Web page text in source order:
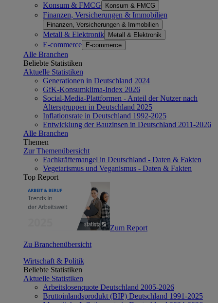
Konsum & FMCG Konsum & FMCG
Finanzen, Versicherungen & Immobilien
Finanzen, Versicherungen & Immobilien
Metall & Elektronik Metall & Elektronik
E-commerce E-commerce
Alle Branchen
Beliebte Statistiken
Aktuelle Statistiken
Generationen in Deutschland 2024
GfK-Konsumklima-Index 2026
Social-Media-Plattformen - Anteil der Nutzer nach
Altersgruppen in Deutschland 2025
Inflationsrate in Deutschland 1992-2025
Entwicklung der Bauzinsen in Deutschland 2011-2026
Alle Branchen
Themen
Zur Themenübersicht
Fachkräftemangel in Deutschland - Daten & Fakten
Vegetarismus und Veganismus - Daten & Fakten
Top Report
Zum Report
Zu Branchenübersicht
Wirtschaft & Politik
Beliebte Statistiken
Aktuelle Statistiken
Arbeitslosenquote Deutschland 2005-2026
Bruttoinlandsprodukt (BIP) Deutschland 1991-2025